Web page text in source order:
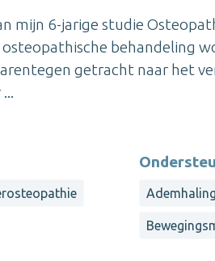
mijn 6-jarige studie
behandeling
getracht naar het